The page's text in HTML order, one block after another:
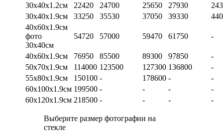
30х40х1.2см
22420 24700 25650 27930
30х40х1.9см
33250 35530 37050 39330
40х60х1.9см
фото
30х40см
54720 57000 59470 61750 -
40х60х1.9см 76950 85500 89300 97850
-
50х70х1.9см
114000 123500 127300 136800
-
55х80х1.9см
150100 - 178600 -
-
60х100х1.9см 199500 - - -
-
60х120х1.9см 218500 - - - -
Выберите размер фотографии на
стекле